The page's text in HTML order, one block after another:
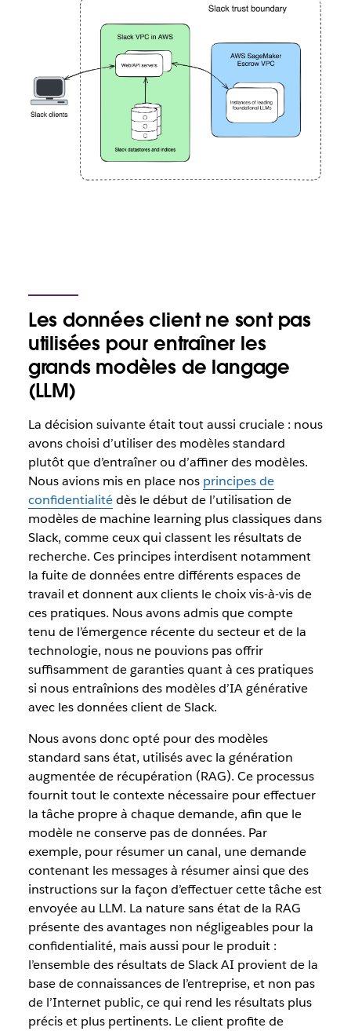
Les données client ne sont pas
utilisées pour entraîner les
grands modèles de langage
(LLM)
La décision suivante était tout aussi cruciale : nous
avons choisi d’utiliser des modèles standard
plutôt que d’entraîner ou d’affiner des modèles.
Nous avions mis en place nos principes de
confidentialitédès le début de l’utilisation de
modèles de machine learning plus classiques dans
Slack, comme ceux qui classent les résultats de
recherche. Ces principes interdisent notamment
la fuite de données entre différents espaces de
travail et donnent aux clients le choix vis-à-vis de
ces pratiques. Nous avons admis que compte
tenu de l’émergence récente du secteur et de la
technologie, nous ne pouvions pas offrir
suffisamment de garanties quant à ces pratiques
si nous entraînions des modèles d’IA générative
avec les données client de Slack.
Nous avons donc opté pour des modèles
standard sans état, utilisés avec la génération
augmentée de récupération (RAG). Ce processus
fournit tout le contexte nécessaire pour effectuer
la tâche propre à chaque demande, afin que le
modèle ne conserve pas de données. Par
exemple, pour résumer un canal, une demande
contenant les messages à résumer ainsi que des
instructions sur la façon d’effectuer cette tâche est
envoyée au LLM. La nature sans état de la RAG
présente des avantages non négligeables pour la
confidentialité, mais aussi pour le produit :
l’ensemble des résultats de Slack AI provient de la
base de connaissances de l’entreprise, et non pas
de l’Internet public, ce qui rend les résultats plus
précis et plus pertinents. Le client profite de